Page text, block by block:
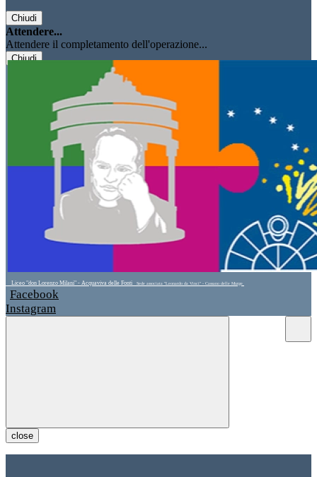
Chiudi
Attendere...
Attendere il completamento dell'operazione...
Chiudi
Liceo "don Lorenzo Milani" - Acquaviva delle Fonti Sede associata "Leonardo da Vinci" - Cassano delle Murge
Facebook
Instagram
close